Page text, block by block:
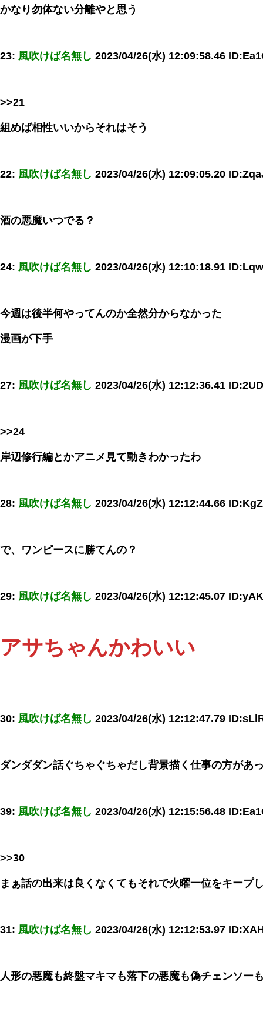
かなり勿体ない分離やと思う
23: 風吹けば名無し 2023/04/26(水) 12:09:58.46
>>21
組めば相性いいからそれはそう
22: 風吹けば名無し 2023/04/26(水) 12:09:05.20
酒の悪魔いつでる？
24: 風吹けば名無し 2023/04/26(水) 12:10:18.91
今週は後半何やってんのか全然分からなかった
漫画が下手
27: 風吹けば名無し 2023/04/26(水) 12:12:36.41
>>24
岸辺修行編とかアニメ見て動きわかったわ
28: 風吹けば名無し 2023/04/26(水) 12:12:44.66
で、ワンピースに勝てんの？
29: 風吹けば名無し 2023/04/26(水) 12:12:45.07
アサちゃんかわいい
30: 風吹けば名無し 2023/04/26(水) 12:12:47.79
ダンダダン話ぐちゃぐちゃだし背景描く仕事の方があ
39: 風吹けば名無し 2023/04/26(水) 12:15:56.48
>>30
まぁ話の出来は良くなくてもそれで火曜一位をキー
31: 風吹けば名無し 2023/04/26(水) 12:12:53.97
人形の悪魔も終盤マキマも落下の悪魔も偽チェンソー